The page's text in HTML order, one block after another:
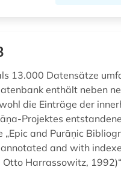
13.000 Datensätze
enthält neben
die Einträge der
Projektes
„Epic and Purāṇic
and with
Harrassowitz,